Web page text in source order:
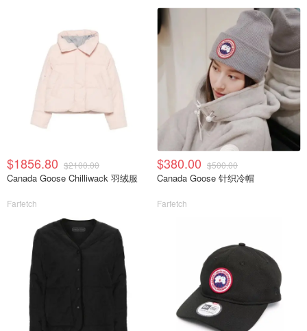
$1856.80 $2100.00
Canada Goose Chilliwack 羽绒服
Farfetch
$380.00 $500.00
Canada Goose 针织冷帽
Farfetch